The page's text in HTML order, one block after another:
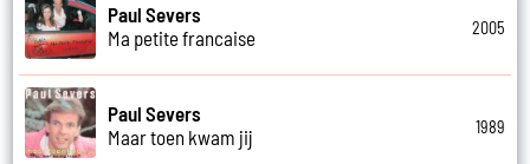
Paul Severs
Ma petite francaise
2005
Paul Severs
Maar toen kwam jij
1989